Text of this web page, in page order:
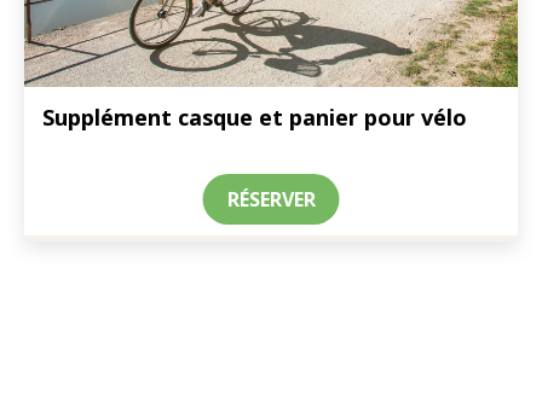
Supplément casque et panier pour vélo
RÉSERVER